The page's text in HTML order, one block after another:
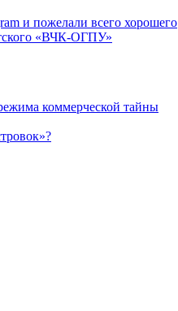
и пожелали всего хорошего
«ВЧК-ОГПУ»
коммерческой тайны